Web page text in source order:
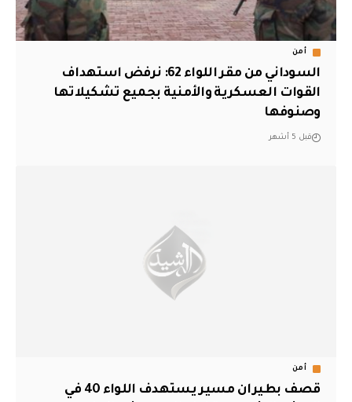
أمن
السوداني من مقر اللواء 62: نرفض استهداف
القوات العسكرية والأمنية بجميع تشكيلاتها
وصنوفها
قبل 5 أشهر
أمن
قصف بطيران مسير يستهدف اللواء 40 في